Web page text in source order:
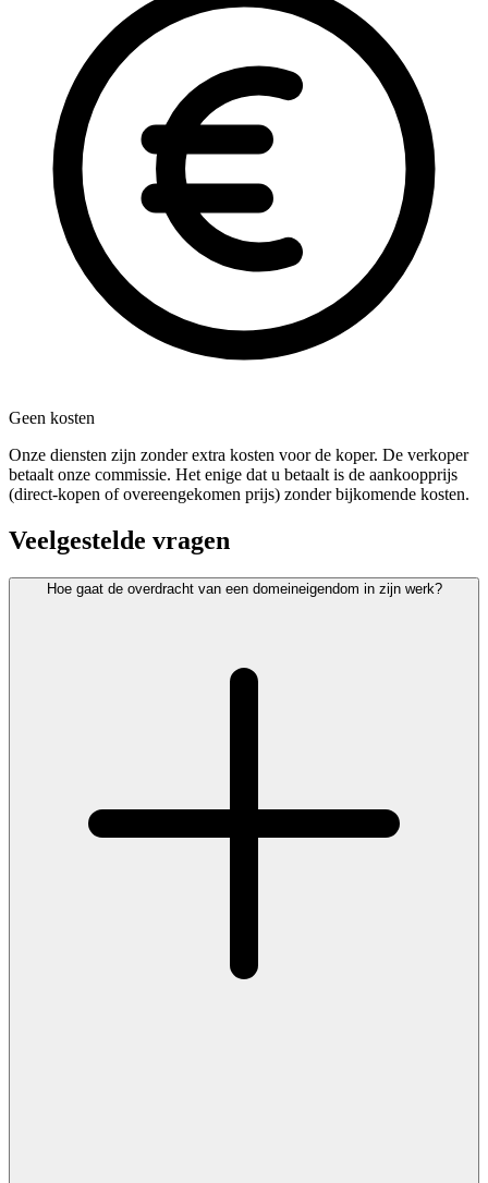
Geen kosten
Onze diensten zijn zonder extra kosten voor de koper. De verkoper
betaalt onze commissie. Het enige dat u betaalt is de aankoopprijs
(direct-kopen of overeengekomen prijs) zonder bijkomende kosten.
Veelgestelde vragen
Hoe gaat de overdracht van een domeineigendom in zijn werk?